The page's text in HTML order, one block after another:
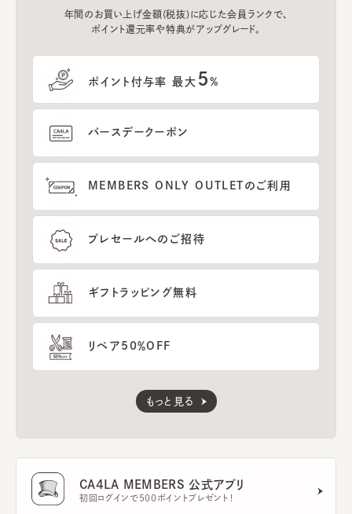
年間のお買い上げ金額(税抜)に応じた会員ランクで、
ポイント還元率や特典がアップグレード。
ポイント付与率 最大 5%
バースデークーポン
MEMBERS ONLY OUTLETのご利用
プレセールへのご招待
ギフトラッピング無料
リペア50％OFF
もっと見る
CA4LA MEMBERS 公式アプリ
初回ログインで500ポイントプレゼント！